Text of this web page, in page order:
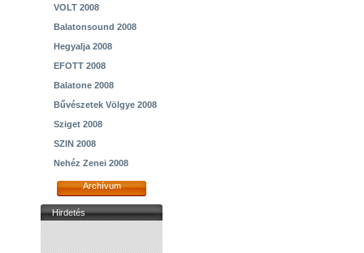
VOLT 2008
Balatonsound 2008
Hegyalja 2008
EFOTT 2008
Balatone 2008
Bűvészetek Völgye 2008
Sziget 2008
SZIN 2008
Nehéz Zenei 2008
Archívum
Hirdetés